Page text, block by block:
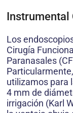
Los
Cirugía
Paranasales
utilizamos para
4 mm de
irrigación (Karl